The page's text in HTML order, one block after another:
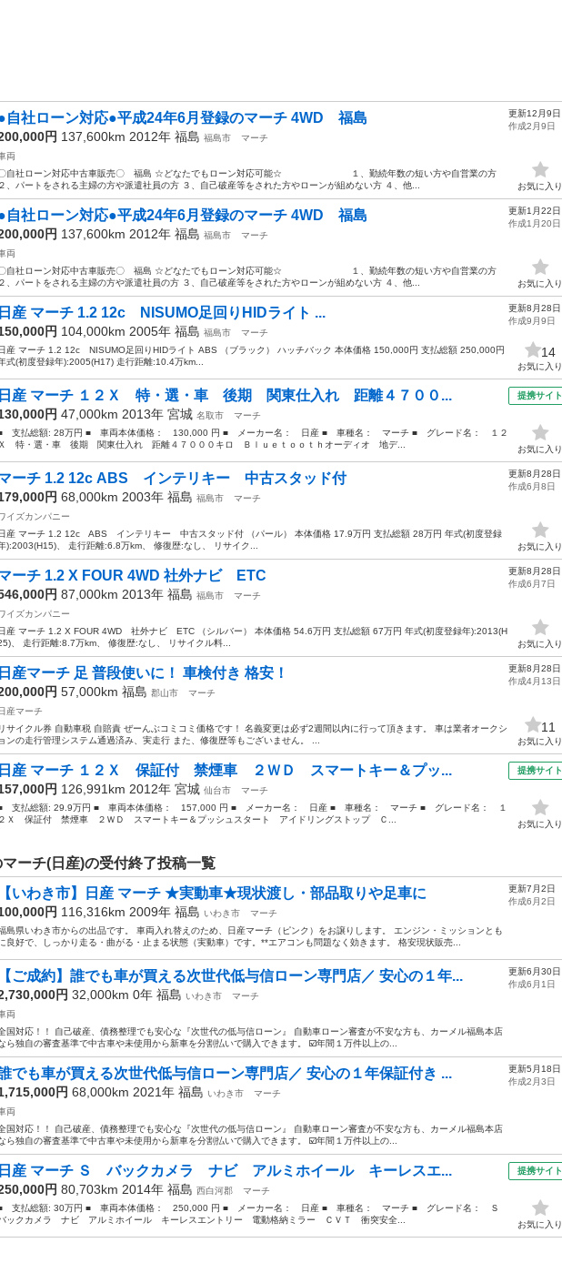
自社ローン対応●平成24年6月登録のマーチ 4WD 福島
円 137,600km 2012年 福島 福島市
マーチ
両
自社ローン対応中古車販売〇 福島 ☆どなたでもローン対応可能☆ １、勤続年数の短い方や自営業の方
２、パートをされる主婦の方や派遣社員の方 ３、自己破産等をされた方やローンが組めない方 ４、他...
更新12月9日
作成2月9日
お気に入り
自社ローン対応●平成24年6月登録のマーチ 4WD 福島
円 137,600km 2012年 福島 福島市
マーチ
両
自社ローン対応中古車販売〇 福島 ☆どなたでもローン対応可能☆ １、勤続年数の短い方や自営業の方
２、パートをされる主婦の方や派遣社員の方 ３、自己破産等をされた方やローンが組めない方 ４、他...
更新1月22日
作成1月20日
お気に入り
日産 マーチ 1.2 12c NISUMO足回りHIDライト ...
円 104,000km 2005年 福島 福島市
マーチ
産 マーチ 1.2 12c NISUMO足回りHIDライト ABS （ブラック） ハッチバック 本体価格 150,000円 支払総額 250,000円
式(初度登録年):2005(H17) 走行距離:10.4万km...
更新8月28日
作成9月9日
14
お気に入り
日産 マーチ １２Ｘ 特・選・車 後期 関東仕入れ 距離４７００...
円 47,000km 2013年 宮城 名取市
マーチ
支払総額: 28万円 ■ 車両本体価格： 130,000 円 ■ メーカー名： 日産 ■ 車種名： マーチ ■ グレード名： １２
Ｘ 特・選・車 後期 関東仕入れ 距離４７０００キロ Ｂｌｕｅｔｏｏｔｈオーディオ 地デ...
提携サイト
お気に入り
ーチ 1.2 12c ABS インテリキー 中古スタッド付
円 68,000km 2003年 福島 福島市
マーチ
イズカンパニー
産 マーチ 1.2 12c ABS インテリキー 中古スタッド付 （パール） 本体価格 17.9万円 支払総額 28万円 年式(初度登録
):2003(H15)、 走行距離:6.8万km、 修復歴:なし、 リサイク...
更新8月28日
作成6月8日
お気に入り
ーチ 1.2 X FOUR 4WD 社外ナビ ETC
円 87,000km 2013年 福島 福島市
マーチ
イズカンパニー
産 マーチ 1.2 X FOUR 4WD 社外ナビ ETC （シルバー） 本体価格 54.6万円 支払総額 67万円 年式(初度登録年):2013(H
、 走行距離:8.7万km、 修復歴:なし、 リサイクル料...
更新8月28日
作成6月7日
お気に入り
日産マーチ 足 普段使いに！ 車検付き 格安！
円 57,000km 福島 郡山市
マーチ
産マーチ
リサイクル券 自動車税 自賠責 ぜーんぶコミコミ価格です！ 名義変更は必ず2週間以内に行って頂きます。 車は業者オークシ
ョンの走行管理システム通過済み、実走行 また、修復歴等もございません。 ...
更新8月28日
作成4月13日
11
お気に入り
日産 マーチ １２Ｘ 保証付 禁煙車 ２ＷＤ スマートキー＆プッ...
円 126,991km 2012年 宮城 仙台市
マーチ
支払総額: 29.9万円 ■ 車両本体価格： 157,000 円 ■ メーカー名： 日産 ■ 車種名： マーチ ■ グレード名： １
２Ｘ 保証付 禁煙車 ２ＷＤ スマートキー＆プッシュスタート アイドリングストップ Ｃ...
提携サイト
お気に入り
ーチ(日産)の受付終了投稿一覧
【いわき市】日産 マーチ ★実動車★現状渡し・部品取りや足車に
円 116,316km 2009年 福島 いわき市
マーチ
島県いわき市からの出品です。 車両入れ替えのため、日産マーチ（ピンク）をお譲りします。 エンジン・ミッションとも
良好で、しっかり走る・曲がる・止まる状態（実動車）です。**エアコンも問題なく効きます。 格安現状販売...
更新7月2日
作成6月2日
【ご成約】誰でも車が買える次世代低与信ローン専門店／ 安心の１年...
円 32,000km 0年 福島 いわき市
マーチ
両
国対応！！ 自己破産、債務整理でも安心な『次世代の低与信ローン』 自動車ローン審査が不安な方も、カーメル福島本店
ら独自の審査基準で中古車や未使用から新車を分割払いで購入できます。 ☑️年間１万件以上の...
更新6月30日
作成6月1日
でも車が買える次世代低与信ローン専門店／ 安心の１年保証付き ...
円 68,000km 2021年 福島 いわき市
マーチ
両
国対応！！ 自己破産、債務整理でも安心な『次世代の低与信ローン』 自動車ローン審査が不安な方も、カーメル福島本店
ら独自の審査基準で中古車や未使用から新車を分割払いで購入できます。 ☑️年間１万件以上の...
更新5月18日
作成2月3日
日産 マーチ Ｓ バックカメラ ナビ アルミホイール キーレスエ...
円 80,703km 2014年 福島 西白河郡
マーチ
支払総額: 30万円 ■ 車両本体価格： 250,000 円 ■ メーカー名： 日産 ■ 車種名： マーチ ■ グレード名： Ｓ
ックカメラ ナビ アルミホイール キーレスエントリー 電動格納ミラー ＣＶＴ 衝突安全...
提携サイト
お気に入り